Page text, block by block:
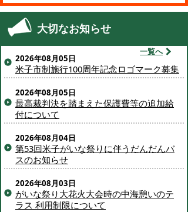
大切なお知らせ
一覧へ
2026年08月05日
米子市制施行100周年記念ロゴマーク募集
2026年08月05日
最高裁判決を踏まえた保護費等の追加給
付について
2026年08月04日
第53回米子がいな祭りに伴うだんだんバ
スのお知らせ
2026年08月03日
がいな祭り大花火大会時の中海憩いのテ
ラス 利用制限について